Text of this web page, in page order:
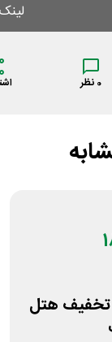
0 نظر
تخفیف هتل